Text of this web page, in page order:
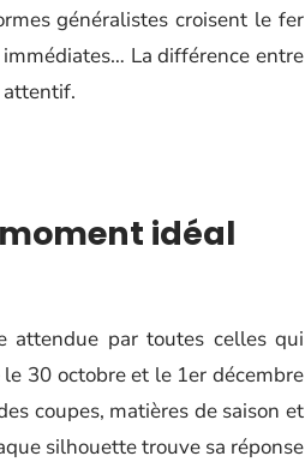
généralistes croisent le fer
La différence entre
attentif.
idéal
attendue par toutes celles qui
30 octobre et le 1er décembre
coupes, matières de saison et
silhouette trouve sa réponse